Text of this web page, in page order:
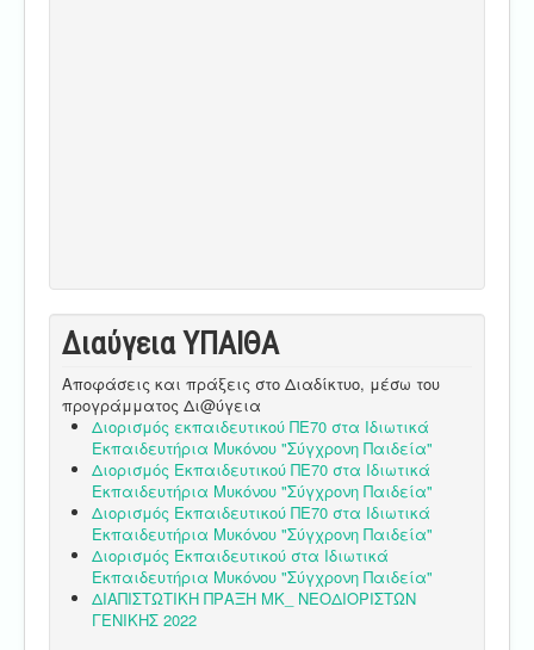
Διαύγεια ΥΠΑΙΘA
Αποφάσεις και πράξεις στο Διαδίκτυο, μέσω του
προγράμματος Δι@ύγεια
Διορισμός εκπαιδευτικού ΠΕ70 στα Ιδιωτικά
Εκπαιδευτήρια Μυκόνου "Σύγχρονη Παιδεία"
Διορισμός Εκπαιδευτικού ΠΕ70 στα Ιδιωτικά
Εκπαιδευτήρια Μυκόνου "Σύγχρονη Παιδεία"
Διορισμός Εκπαιδευτικού ΠΕ70 στα Ιδιωτικά
Εκπαιδευτήρια Μυκόνου "Σύγχρονη Παιδεία"
Διορισμός Εκπαιδευτικού στα Ιδιωτικά
Εκπαιδευτήρια Μυκόνου "Σύγχρονη Παιδεία"
ΔΙΑΠΙΣΤΩΤΙΚΗ ΠΡΑΞΗ ΜΚ_ ΝΕΟΔΙΟΡΙΣΤΩΝ
ΓΕΝΙΚΗΣ 2022